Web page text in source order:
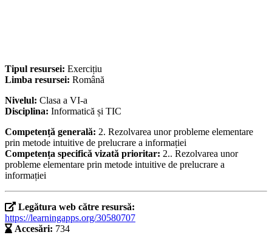
Tipul resursei: Exercițiu
Limba resursei: Română
Nivelul: Clasa a VI-a
Disciplina: Informatică și TIC
Competență generală: 2. Rezolvarea unor probleme elementare
prin metode intuitive de prelucrare a informației
Competența specifică vizată prioritar: 2.. Rezolvarea unor
probleme elementare prin metode intuitive de prelucrare a
informației
Legătura web către resursă:
https://learningapps.org/30580707
Accesări: 734